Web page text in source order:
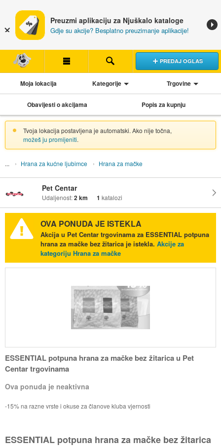
Preuzmi aplikaciju za Njuškalo kataloge
Gdje su akcije? Besplatno preuzimanje aplikacije!
PREDAJ OGLAS
Moja lokacija Kategorije Trgovine
Obavijesti o akcijama Popis za kupnju
Tvoja lokacija postavljena je automatski. Ako nije točna,
možeš ju promijeniti.
Hrana za kućne ljubimce Hrana za mačke
Pet Centar
Udaljenost:2 km 1 katalozi
OVA PONUDA JE ISTEKLA
Akcija u Pet Centar trgovinama za ESSENTIAL potpuna
hrana za mačke bez žitarica je istekla. Akcije za
kategoriju Hrana za mačke
ESSENTIAL potpuna hrana za mačke bez žitarica u Pet
Centar trgovinama
Ova ponuda je neaktivna
-15% na razne vrste i okuse za članove kluba vjernosti
ESSENTIAL potpuna hrana za mačke bez žitarica